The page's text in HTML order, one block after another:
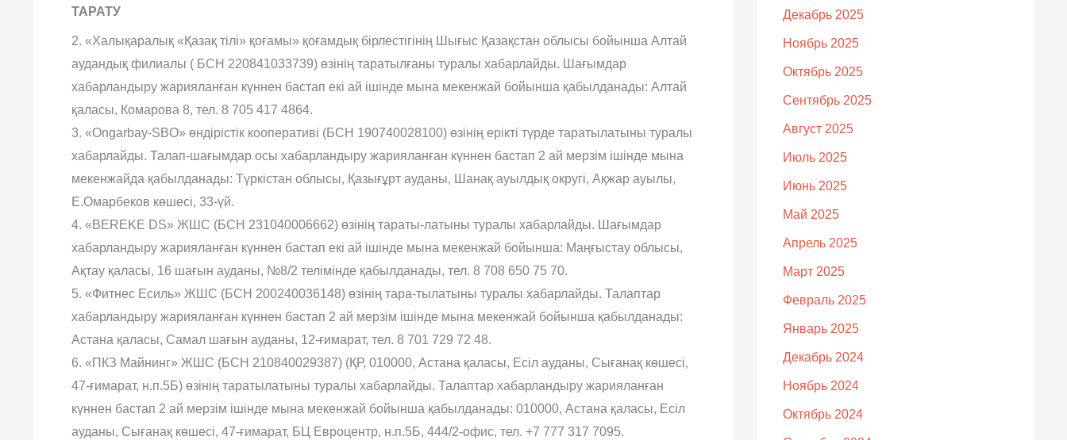
ТАРАТУ
2. «Халықаралық «Қазақ тілі» қоғамы» қоғамдық бірлестігінің Шығыс Қазақстан облысы бойынша Алтай
аудандық филиалы ( БСН 220841033739) өзінің таратылғаны туралы хабарлайды. Шағымдар
хабарландыру жарияланған күннен бастап екі ай ішінде мына мекенжай бойынша қабылданады: Алтай
қаласы, Комарова 8, тел. 8 705 417 4864.
3. «Ongarbay-SBO» өндірістік кооперативі (БСН 190740028100) өзінің ерікті түрде таратылатыны туралы
хабарлайды. Талап-шағымдар осы хабарландыру жарияланған күннен бастап 2 ай мерзім ішінде мына
мекенжайда қабылданады: Түркістан облысы, Қазығұрт ауданы, Шанақ ауылдық округі, Ақжар ауылы,
Е.Омарбеков көшесі, 33-үй.
4. «BEREKE DS» ЖШС (БСН 231040006662) өзінің тараты-латыны туралы хабарлайды. Шағымдар
хабарландыру жарияланған күннен бастап екі ай ішінде мына мекенжай бойынша: Маңғыстау облысы,
Ақтау қаласы, 16 шағын ауданы, №8/2 телімінде қабылданады, тел. 8 708 650 75 70.
5. «Фитнес Есиль» ЖШС (БСН 200240036148) өзінің тара-тылатыны туралы хабарлайды. Талаптар
хабарландыру жарияланған күннен бастап 2 ай мерзім ішінде мына мекенжай бойынша қабылданады:
Астана қаласы, Самал шағын ауданы, 12-ғимарат, тел. 8 701 729 72 48.
6. «ПКЗ Майнинг» ЖШС (БСН 210840029387) (ҚР, 010000, Астана қаласы, Есіл ауданы, Сығанақ көшесі,
47-ғимарат, н.п.5Б) өзінің таратылатыны туралы хабарлайды. Талаптар хабарландыру жарияланған
күннен бастап 2 ай мерзім ішінде мына мекенжай бойынша қабылданады: 010000, Астана қаласы, Есіл
ауданы, Сығанақ көшесі, 47-ғимарат, БЦ Евроцентр, н.п.5Б, 444/2-офис, тел. +7 777 317 7095.
Декабрь 2025
Ноябрь 2025
Октябрь 2025
Сентябрь 2025
Август 2025
Июль 2025
Июнь 2025
Май 2025
Апрель 2025
Март 2025
Февраль 2025
Январь 2025
Декабрь 2024
Ноябрь 2024
Октябрь 2024